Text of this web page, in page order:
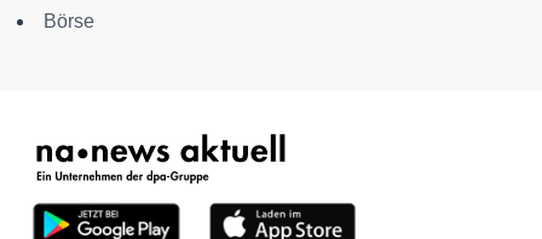
Börse